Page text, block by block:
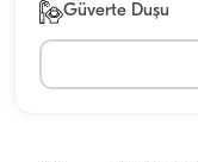
Güverte Duşu